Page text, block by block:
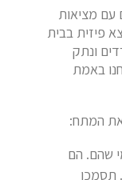
עם מציאות
פיזית בבית
ונתק
באמת
את המתח:
שהם. הם
תסמכו